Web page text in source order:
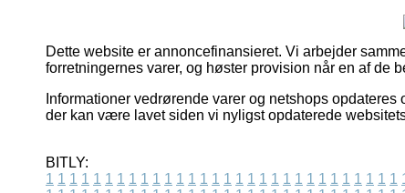
Dette website er annoncefinansieret. Vi arbejder
forretningernes varer, og høster provision når en af de
Informationer vedrørende varer og netshops
der kan være lavet siden vi nyligst opdaterede
BITLY:
1 1 1 1 1 1 1 1 1 1 1 1 1 1 1 1 1 1 1 1 1 1 1 1 1 1 1 1 1 1